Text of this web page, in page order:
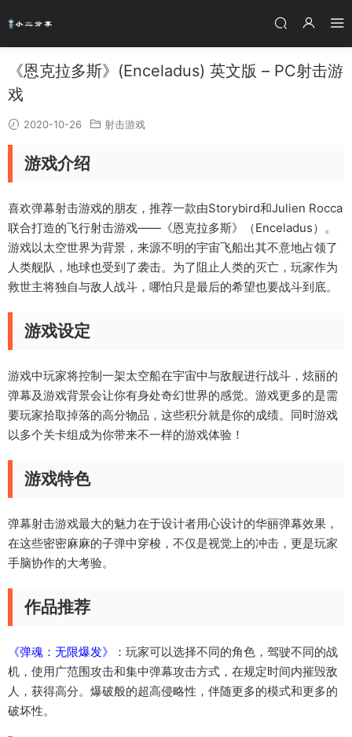
《恩克拉多斯》(Enceladus) 英文版 – PC射击游
戏
2020-10-26 射击游戏
游戏介绍
喜欢弹幕射击游戏的朋友，推荐一款由Storybird和Julien Rocca
联合打造的飞行射击游戏——《恩克拉多斯》（Enceladus）。
游戏以太空世界为背景，来源不明的宇宙飞船出其不意地占领了
人类舰队，地球也受到了袭击。为了阻止人类的灭亡，玩家作为
救世主将独自与敌人战斗，哪怕只是最后的希望也要战斗到底。
游戏设定
游戏中玩家将控制一架太空船在宇宙中与敌舰进行战斗，炫丽的
弹幕及游戏背景会让你有身处奇幻世界的感觉。游戏更多的是需
要玩家拾取掉落的高分物品，这些积分就是你的成绩。同时游戏
以多个关卡组成为你带来不一样的游戏体验！
游戏特色
弹幕射击游戏最大的魅力在于设计者用心设计的华丽弹幕效果，
在这些密密麻麻的子弹中穿梭，不仅是视觉上的冲击，更是玩家
手脑协作的大考验。
作品推荐
《弹魂：无限爆发》
：玩家可以选择不同的角色，驾驶不同的战
机，使用广范围攻击和集中弹幕攻击方式，在规定时间内摧毁敌
人，获得高分。爆破般的超高侵略性，伴随更多的模式和更多的
破坏性。